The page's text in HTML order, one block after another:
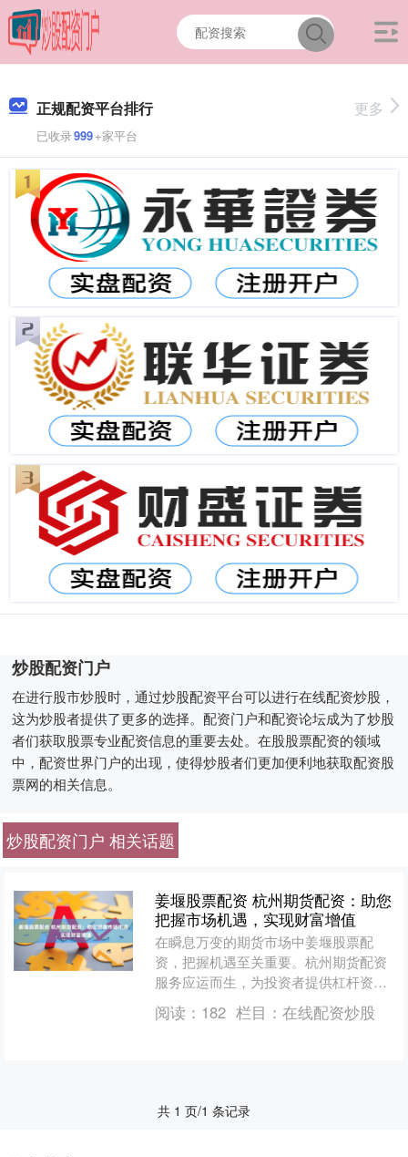
正规配资平台排行
已收录999+家平台
更多
炒股配资门户
在进行股市炒股时，通过炒股配资平台可以进行在线配资炒股，
这为炒股者提供了更多的选择。配资门户和配资论坛成为了炒股
者们获取股票专业配资信息的重要去处。在股股票配资的领域
中，配资世界门户的出现，使得炒股者们更加便利地获取配资股
票网的相关信息。
炒股配资门户 相关话题
姜堰股票配资 杭州期货配资：助您
把握市场机遇，实现财富增值
在瞬息万变的期货市场中姜堰股票配
资，把握机遇至关重要。杭州期货配资
服务应运而生，为投资者提供杠杆资
金，放大投资收益。 配资的灵活性为投
资者提供了更多选择。投资者....
阅读： 182 栏目： 在线配资炒股
共 1 页/1 条记录